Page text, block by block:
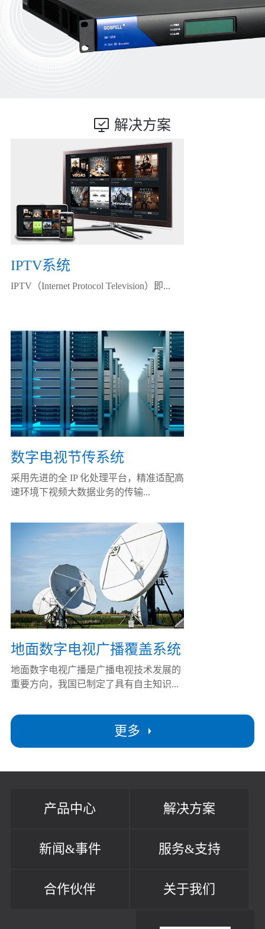
解决方案
更多
IPTV系统
IPTV（Internet Protocol Television）即...
数字电视节传系统
采用先进的全 IP 化处理平台，精准适配高
速环境下视频大数据业务的传输...
地面数字电视广播覆盖系统
地面数字电视广播是广播电视技术发展的
重要方向，我国已制定了具有自主知识...
产品中心 解决方案
新闻&事件 服务&支持
合作伙伴 关于我们